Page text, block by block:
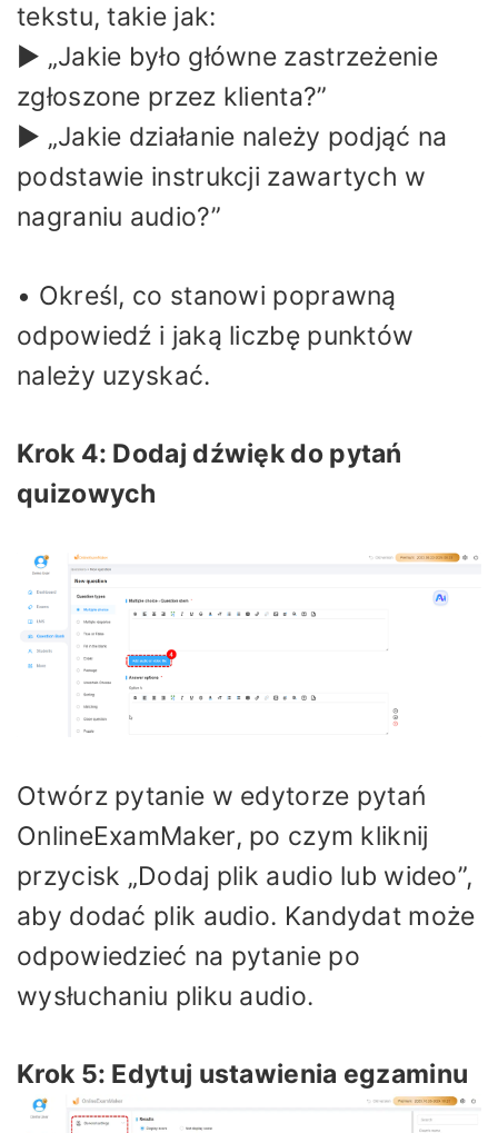
tekstu, takie jak:
▶ „Jakie było główne zastrzeżenie
zgłoszone przez klienta?”
▶ „Jakie działanie należy podjąć na
podstawie instrukcji zawartych w
nagraniu audio?”
• Określ, co stanowi poprawną
odpowiedź i jaką liczbę punktów
należy uzyskać.
Krok 4: Dodaj dźwięk do pytań
quizowych
Otwórz pytanie w edytorze pytań
OnlineExamMaker, po czym kliknij
przycisk „Dodaj plik audio lub wideo”,
aby dodać plik audio. Kandydat może
odpowiedzieć na pytanie po
wysłuchaniu pliku audio.
Krok 5: Edytuj ustawienia egzaminu